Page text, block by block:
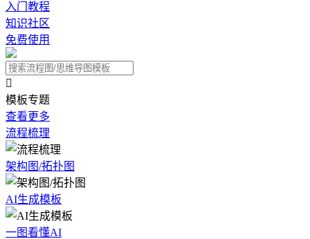
入门教程
知识社区
免费使用

模板专题
查看更多
流程梳理
架构图/拓扑图
AI生成模板
一图看懂AI